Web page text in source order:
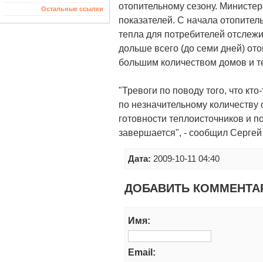
Остальные ссылки
отопительному сезону.
показателей. С начала
тепла для потребителей
дольше всего (до семи дней)
большим количеством домов и
"Тревоги по поводу того, что
по незначительному
готовности теплоисточников и
завершается", - сообщил
Дата: 2009-10-11 04:40
ДОБАВИТЬ
Имя:
Email: